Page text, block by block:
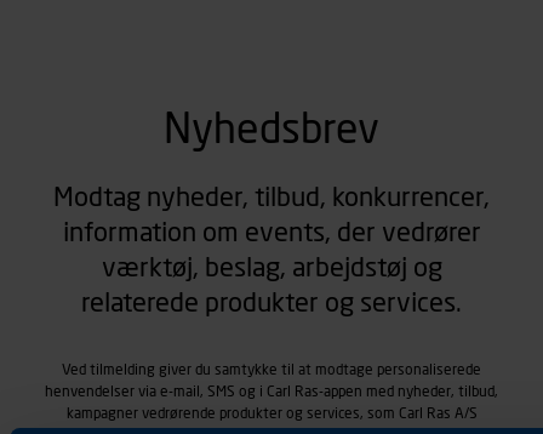
Nyhedsbrev
Modtag nyheder, tilbud, konkurrencer,
information om events, der vedrører
værktøj, beslag, arbejdstøj og
relaterede produkter og services.
Ved tilmelding giver du samtykke til at modtage personaliserede
henvendelser via e-mail, SMS og i Carl Ras-appen med nyheder, tilbud,
kampagner vedrørende produkter og services, som Carl Ras A/S